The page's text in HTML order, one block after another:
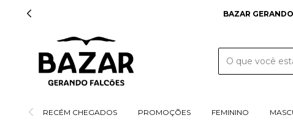
BAZAR
RECÉM CHEGADOS PROMOÇÕES FEMININO